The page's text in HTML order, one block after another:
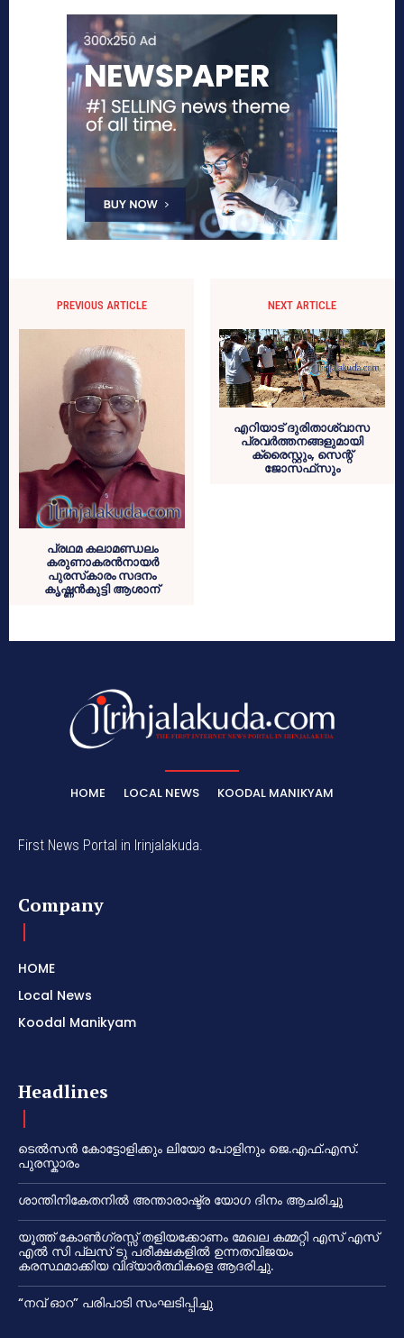
PREVIOUS ARTICLE
പ്രഥമ കലാമണ്ഡലം
കരുണാകരന്‍നായര്‍
പുരസ്‌കാരം സദനം
കൃഷ്ണന്‍കുട്ടി ആശാന്
NEXT ARTICLE
എറിയാട് ദുരിതാശ്വാസ
പ്രവര്‍ത്തനങ്ങളുമായി
ക്രൈസ്റ്റും, സെന്റ്
ജോസഫ്‌സും
HOME LOCAL NEWS KOODAL MANIKYAM
First News Portal in Irinjalakuda.
Company
HOME
Local News
Koodal Manikyam
Headlines
ടെൽസൻ കോട്ടോളിക്കും ലിയോ പോളിനും ജെ.എഫ്.എസ്.
പുരസ്കാരം
ശാന്തിനികേതനിൽ അന്താരാഷ്ട്ര യോഗ ദിനം ആചരിച്ചു
യൂത്ത് കോൺഗ്രസ്സ് തളിയക്കോണം മേഖല കമ്മറ്റി എസ് എസ്
എൽ സി പ്ലസ് ടു പരീക്ഷകളിൽ ഉന്നതവിജയം
കരസ്ഥമാക്കിയ വിദ്യാർത്ഥികളെ ആദരിച്ചു.
“നവ് ഓറ” പരിപാടി സംഘടിപ്പിച്ചു